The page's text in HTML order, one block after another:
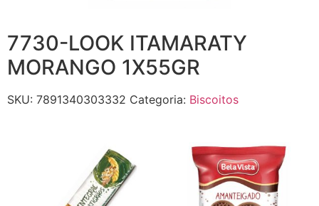
7730-LOOK ITAMARATY
MORANGO 1X55GR
SKU: 7891340303332 Categoria: Biscoitos